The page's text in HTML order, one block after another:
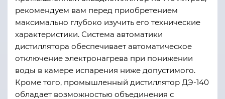
рекомендуем вам перед приобретением
максимально глубоко изучить его технические
характеристики. Система автоматики
дистиллятора обеспечивает автоматическое
отключение электронагрева при понижении
воды в камере испарения ниже допустимого.
Кроме того, промышленный дистиллятор ДЭ-140
обладает возможностью объединения с